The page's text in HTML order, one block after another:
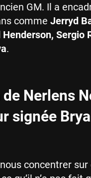
GM. Il a
comme Jerryd
Henderson, Sergio
.
Nerlens
signée
concentrer sur